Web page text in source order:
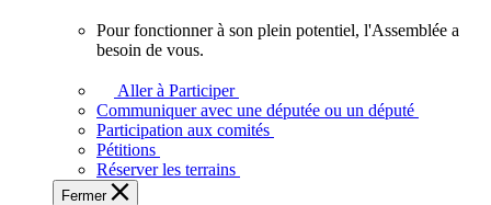
plein
potentiel,
l'Assemblée
a
Pour fonctionner à son plein potentiel, l'Assemblée a
besoin de vous.
Aller à Participer
Communiquer avec une députée ou un député
Participation aux comités
Pétitions
Réserver les terrains
Fermer